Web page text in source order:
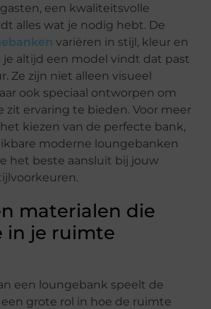
een kwaliteitsvolle
alles wat je nodig hebt. De
variëren in stijl, kleur en
je altijd een model vindt dat past
Ze zijn niet alleen visueel
ook speciaal ontworpen om
zit ervaring te bieden. Voor meer
kiezen van de perfecte bank,
moderne loungebanken
het beste aansluit bij jouw
materialen die
in je ruimte
een loungebank speelt de
grote rol in hoe de ruimte